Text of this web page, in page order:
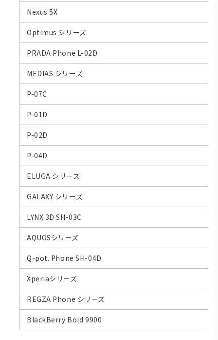
Nexus 5X
Optimus シリーズ
PRADA Phone L-02D
MEDIAS シリーズ
P-07C
P-01D
P-02D
P-04D
ELUGA シリーズ
GALAXY シリーズ
LYNX 3D SH-03C
AQUOSシリーズ
Q-pot. Phone SH-04D
Xperiaシリーズ
REGZA Phone シリーズ
BlackBerry Bold 9900